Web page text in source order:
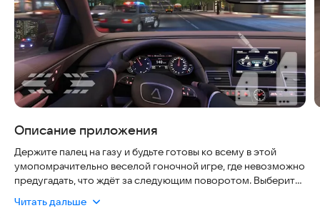
Описание приложения
Держите палец на газу и будьте готовы ко всему в этой
умопомрачительно веселой гоночной игре, где невозможно
предугадать, что ждёт за следующим поворотом. Выберите
препятствий и избегайте безумных соперников в
Читать дальше